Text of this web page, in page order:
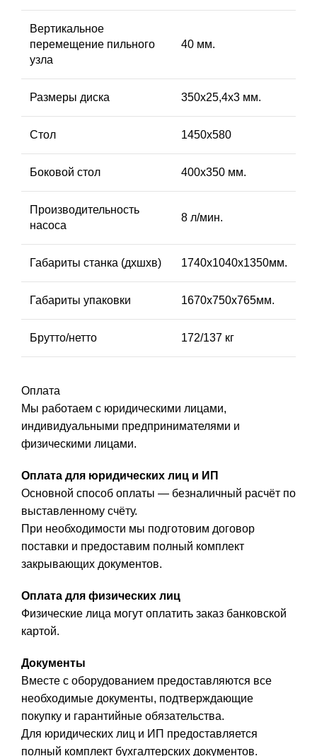
Вертикальное
перемещение пильного
узла
40 мм.
Размеры диска 350х25,4х3 мм.
Стол 1450х580
Боковой стол 400х350 мм.
Производительность
насоса
8 л/мин.
Габариты станка (дхшхв) 1740х1040х1350мм.
Габариты упаковки 1670х750х765мм.
Брутто/нетто 172/137 кг
Оплата
Мы работаем с юридическими лицами,
индивидуальными предпринимателями и
физическими лицами.
Оплата для юридических лиц и ИП
Основной способ оплаты — безналичный расчёт по
выставленному счёту.
При необходимости мы подготовим договор
поставки и предоставим полный комплект
закрывающих документов.
Оплата для физических лиц
Физические лица могут оплатить заказ банковской
картой.
Документы
Вместе с оборудованием предоставляются все
необходимые документы, подтверждающие
покупку и гарантийные обязательства.
Для юридических лиц и ИП предоставляется
полный комплект бухгалтерских документов.